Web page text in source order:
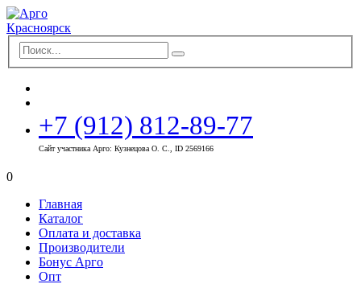
+7 (912) 812-89-77
Сайт участника Арго: Кузнецова О. С., ID 2569166
0
Главная
Каталог
Оплата и доставка
Производители
Бонус Арго
Опт